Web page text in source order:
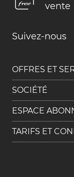
vente
Suivez-nous
OFFRES ET
Forfait Free Caraïbe
Forfait Free Caraïbe
Forfait 2€ Caraïbe
Carte de couverture
SOCIÉTÉ
Le groupe Iliad
Free recrute
Presse
ESPACE
Espace Abonné
Suivi de souscription
TARIFS ET